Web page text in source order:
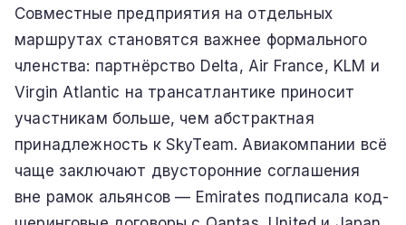
Совместные предприятия на отдельных
маршрутах становятся важнее формального
членства: партнёрство Delta, Air France, KLM и
Virgin Atlantic на трансатлантике приносит
участникам больше, чем абстрактная
принадлежность к SkyTeam. Авиакомпании всё
чаще заключают двусторонние соглашения
вне рамок альянсов — Emirates подписала код-